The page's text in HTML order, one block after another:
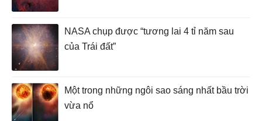
NASA chụp được “tương lai 4 tỉ năm sau
của Trái đất”
Một trong những ngôi sao sáng nhất bầu trời
vừa nổ